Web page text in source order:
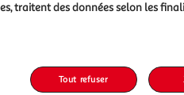
traitent des données selon les
Tout refuser